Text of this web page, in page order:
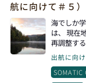
航に向けて＃５）
海でしか
は、 現在
再調整す
出航に向
SOMATIC